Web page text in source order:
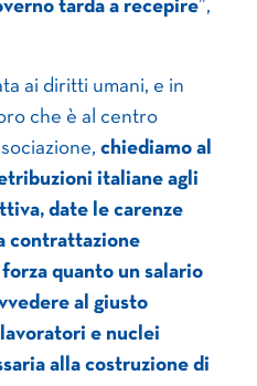
tarda a recepire”,
ai diritti umani, e in
che è al centro
chiediamo al
italiane agli
date le carenze
contrattazione
quanto un salario
al giusto
e nuclei
alla costruzione di